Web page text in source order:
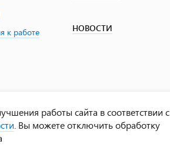
к работе
НОВОСТИ
работы сайта в соответствии с
. Вы можете отключить обработку